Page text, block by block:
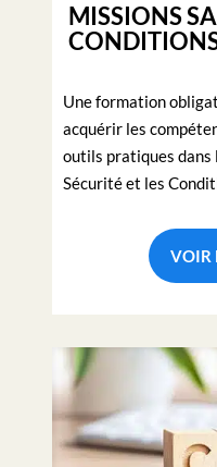
MISSIONS
Une formation
acquérir les
outils pratiques dans
Sécurité et les
VOIR